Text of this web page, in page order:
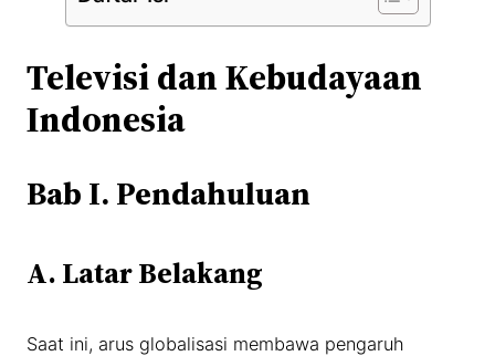
Televisi dan Kebudayaan
Indonesia
Bab I. Pendahuluan
A. Latar Belakang
Saat ini, arus globalisasi membawa pengaruh